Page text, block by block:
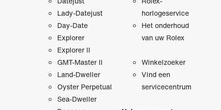
Lady-Datejust
Day-Date
Explorer
Explorer II
GMT-Master II
Land-Dweller
Oyster Perpetual
Sea-Dweller
horlogeservice
Het onderhoud
van uw Rolex
Winkelzoeker
Vind een
servicecentrum